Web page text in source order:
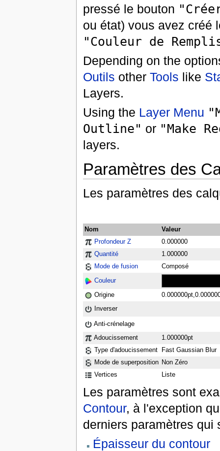
pressé le bouton
ou état) vous avez créé
"Couleur de
Depending on the
Outils other Tools like
Layers.
Using the Layer Menu
Outline" or "Make
layers.
Paramètres des
Les paramètres des
Nom
Valeur
Profondeur Z
0.000000
Quantité
1.000000
Mode de fusion
Composé
Couleur
Origine
Inverser
Anti-crénelage
Adoucissement
1.000000pt
Type d'adoucissement
Fast Gaussian Blur
Mode de superposition Non Zéro
Vertices
Liste
Les paramètres sont
Contour, à l'exception
derniers paramètres
Épaisseur du contour